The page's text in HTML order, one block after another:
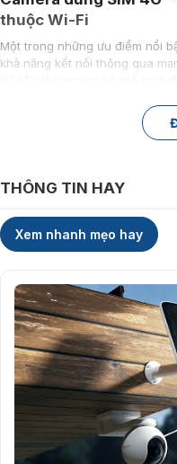
thuộc Wi-Fi
Một trong những ưu điểm nổi
khả năng kết nối thông qua
Điều này giúp camera trở
vườn, kho bãi, công trình xây
THÔNG TIN HAY
Xem nhanh mẹo hay